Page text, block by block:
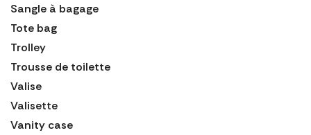
Sangle à bagage
Tote bag
Trolley
Trousse de toilette
Valise
Valisette
Vanity case